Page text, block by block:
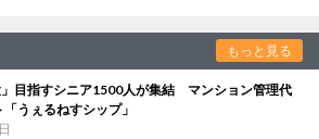
もっと見る
」目指すシニア1500人が集結 マンション管理代
うぇるねすシップ」